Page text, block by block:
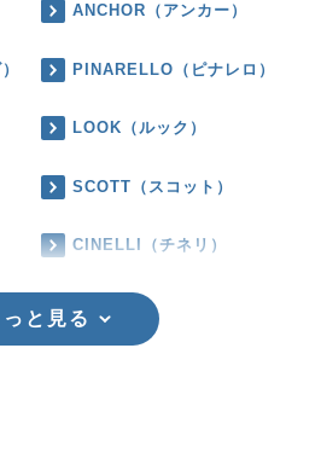
ANCHOR（アンカー）
PINARELLO（ピナレロ）
LOOK（ルック）
SCOTT（スコット）
CINELLI（チネリ）
っと見る